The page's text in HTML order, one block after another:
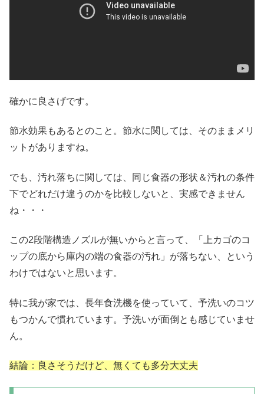
確かに良さげです。
節水効果もあるとのこと。節水に関しては、そのままメリ
ットがありますね。
でも、汚れ落ちに関しては、同じ食器の形状＆汚れの条件
下でどれだけ違うのかを比較しないと、実感できません
ね・・・
この2段階構造ノズルが無いからと言って、「上カゴのコ
ップの底から庫内の端の食器の汚れ」が落ちない、という
わけではないと思います。
特に我が家では、長年食洗機を使っていて、予洗いのコツ
もつかんで慣れています。予洗いが面倒とも感じていませ
ん。
結論：良さそうだけど、無くても多分大丈夫